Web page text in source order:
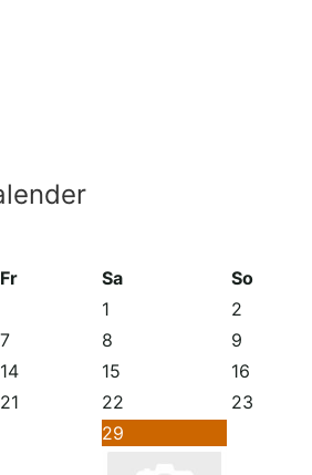
Fr Sa
So
1
2
7 8
9
14 15
16
21 22 23
29